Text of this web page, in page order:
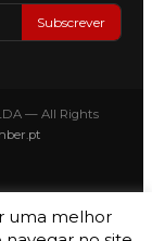
Subscrever
— All Rights
uma melhor